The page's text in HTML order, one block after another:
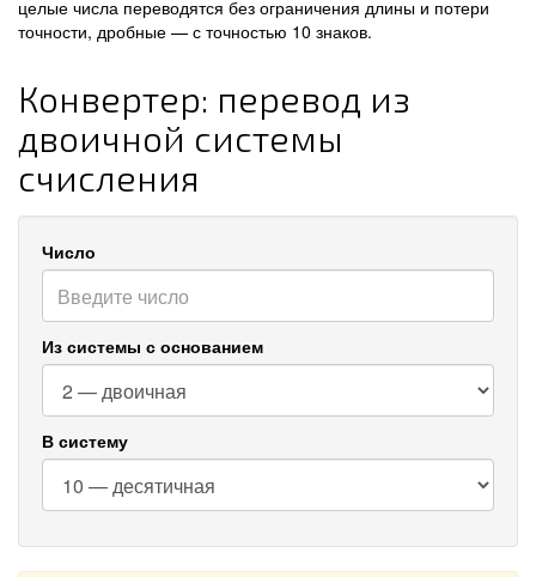
целые числа переводятся без ограничения длины и потери
точности, дробные — с точностью 10 знаков.
Конвертер: перевод из
двоичной системы
счисления
Число
Из системы с основанием
В систему